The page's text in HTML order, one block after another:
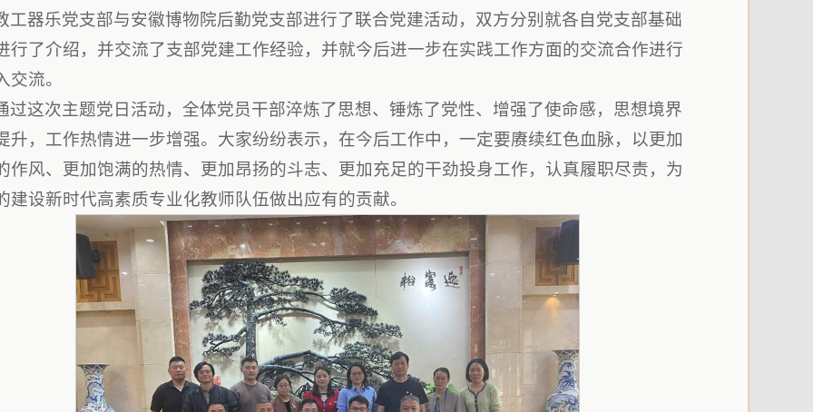
工器乐党支部与安徽博物院后勤党支部进行了联合党建活动，双方分别就各自党支部基础
行了介绍，并交流了支部党建工作经验，并就今后进一步在实践工作方面的交流合作进行
交流。
过这次主题党日活动，全体党员干部淬炼了思想、锤炼了党性、增强了使命感，思想境界
升，工作热情进一步增强。大家纷纷表示，在今后工作中，一定要赓续红色血脉，以更加
作风、更加饱满的热情、更加昂扬的斗志、更加充足的干劲投身工作，认真履职尽责，为
建设新时代高素质专业化教师队伍做出应有的贡献。